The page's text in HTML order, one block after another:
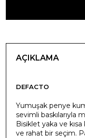
AÇIKLAMA
DEFACTO
Yumuşak penye
sevimli baskılarıyla
Bisiklet yaka ve kısa
ve rahat bir seçim.